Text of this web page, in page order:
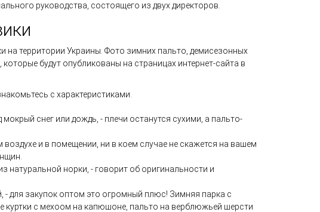
руководства, состоящего из двух директоров.
на территории Украины. Фото зимних пальто , демисезонных
, которые будут опубликованы на страницах интернет-сайта в
с характеристиками.
снег или дождь, - плечи останутся сухими, а пальто-
и в помещении, ни в коем случае не скажется на вашем
натуральной норки, - говорит об оригинальности и
для закупок оптом это огромный плюс! Зимняя парка с
с мехоом на капюшоне, пальто на верблюжьей шерсти